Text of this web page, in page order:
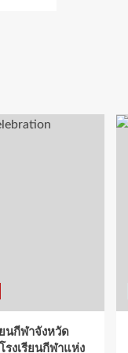
ยนกีฬาจังหวัด
งเรียนกีฬาแห่ง